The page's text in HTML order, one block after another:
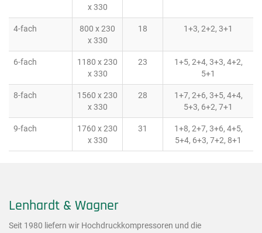
x 330
4-fach
800 x 230
x 330
18 1+3, 2+2, 3+1
6-fach
1180 x 230
x 330
23
1+5, 2+4, 3+3, 4+2,
5+1
8-fach
1560 x 230
x 330
28
1+7, 2+6, 3+5, 4+4,
5+3, 6+2, 7+1
9-fach
1760 x 230
x 330
31
1+8, 2+7, 3+6, 4+5,
5+4, 6+3, 7+2, 8+1
Lenhardt & Wagner
Seit 1980 liefern wir Hochdruckkompressoren und die